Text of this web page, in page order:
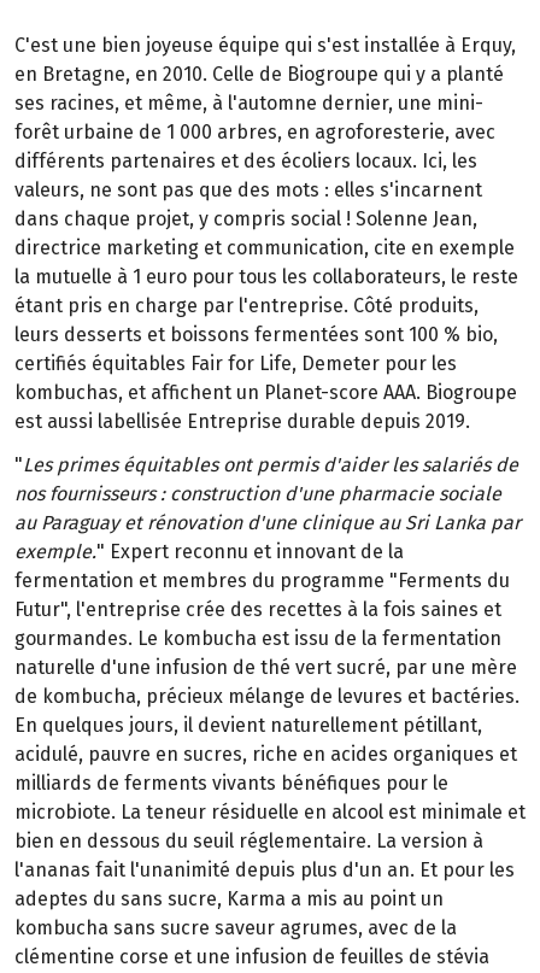
C'est une bien joyeuse équipe qui s'est installée à Erquy,
en Bretagne, en 2010. Celle de Biogroupe qui y a planté
ses racines, et même, à l'automne dernier, une mini-
forêt urbaine de 1 000 arbres, en agroforesterie, avec
différents partenaires et des écoliers locaux. Ici, les
valeurs, ne sont pas que des mots : elles s'incarnent
dans chaque projet, y compris social ! Solenne Jean,
directrice marketing et communication, cite en exemple
la mutuelle à 1 euro pour tous les collaborateurs, le reste
étant pris en charge par l'entreprise. Côté produits,
leurs desserts et boissons fermentées sont 100 % bio,
certifiés équitables Fair for Life, Demeter pour les
kombuchas, et affichent un Planet-score AAA. Biogroupe
est aussi labellisée Entreprise durable depuis 2019.
"Les primes équitables ont permis d'aider les salariés de
nos fournisseurs : construction d'une pharmacie sociale
au Paraguay et rénovation d'une clinique au Sri Lanka par
exemple." Expert reconnu et innovant de la
fermentation et membres du programme "Ferments du
Futur", l'entreprise crée des recettes à la fois saines et
gourmandes. Le kombucha est issu de la fermentation
naturelle d'une infusion de thé vert sucré, par une mère
de kombucha, précieux mélange de levures et bactéries.
En quelques jours, il devient naturellement pétillant,
acidulé, pauvre en sucres, riche en acides organiques et
milliards de ferments vivants bénéfiques pour le
microbiote. La teneur résiduelle en alcool est minimale et
bien en dessous du seuil réglementaire. La version à
l'ananas fait l'unanimité depuis plus d'un an. Et pour les
adeptes du sans sucre, Karma a mis au point un
kombucha sans sucre saveur agrumes, avec de la
clémentine corse et une infusion de feuilles de stévia